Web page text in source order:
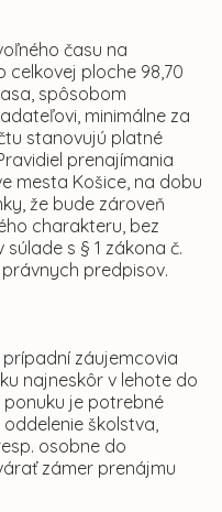
času na
celkovej ploche 98,70
spôsobom
minimálne za
stanovujú platné
prenajímania
mesta Košice, na dobu
že bude zároveň
charakteru, bez
s § 1 zákona č.
právnych predpisov.
záujemcovia
najneskôr v lehote do
ponuku je potrebné
školstva,
osobne do
zámer prenájmu